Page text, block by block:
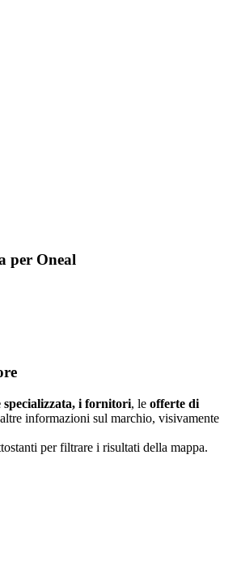
per Oneal
specializzata, i fornitori, le offerte di
informazioni sul marchio, visivamente
per filtrare i risultati della mappa.